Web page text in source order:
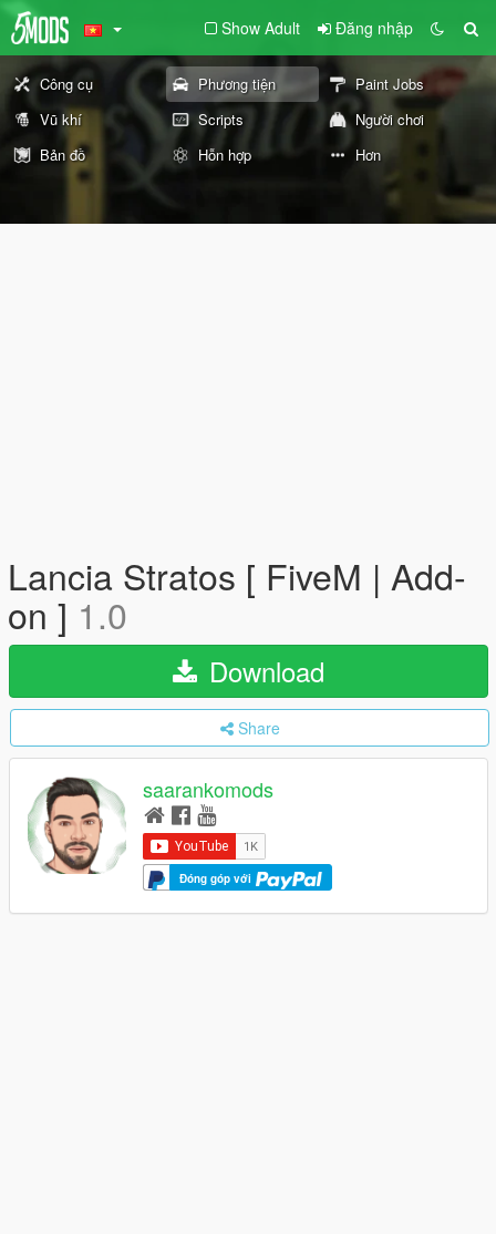
Show Adult Đăng nhập
Công cụ Phương tiện
Paint Jobs
Vũ khí
Scripts
Người chơi
Bản đồ
Hỗn hợp Hơn
Lancia Stratos [ FiveM | Add-
on ] 1.0
Download
Share
saarankomods
Đóng góp với